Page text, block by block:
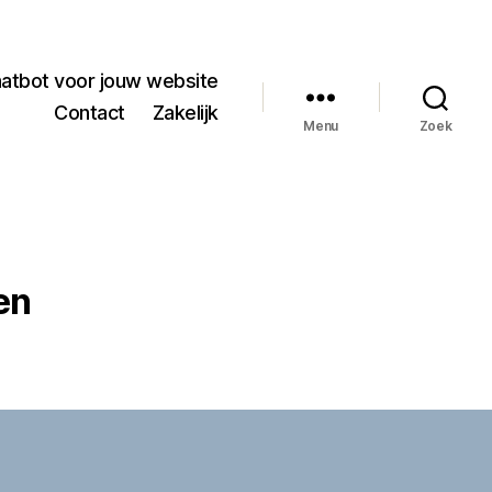
voor jouw website
Contact
Zakelijk
Menu Zoek